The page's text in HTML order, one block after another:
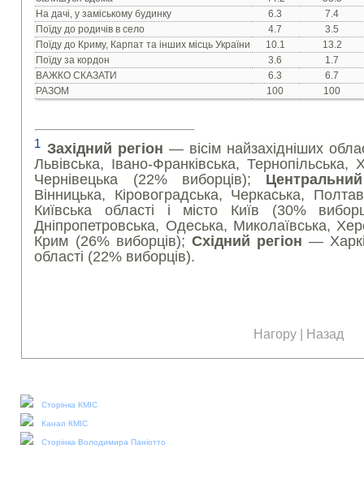
На дачi, у замiському будинку
6.3
7.4
Поїду до родичiв в село
4.7
3.5
Поїду до Криму, Карпат та iнших мiсць України
10.1
13.2
Поїду за кордон
3.6
1.7
ВАЖКО СКАЗАТИ
6.3
6.7
РАЗОМ
100 100
1 Західний регіон — вісім найзахідніших
Львівська, Івано-Франківська, Тернопільська,
Чернівецька (22% виборців);
Вінницька, Кіровоградська, Черкаська,
Київська області і місто Київ (30%
Дніпропетровська, Одеська, Миколаївська,
Крим (26% виборців); Східний регіон —
області (22% виборців).
Нагору | Назад
Сторінка КМІС
Канал КМІС
Сторінка Володимира Паніотто